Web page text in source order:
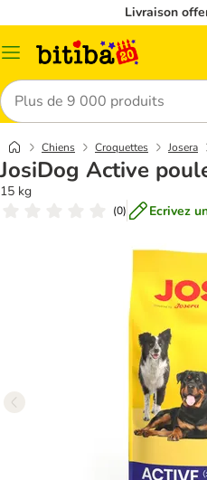
Livraison
Menu
Rechercher
Chiens Croquettes Josera
JosiDog Active
15 kg
(0) Ecrivez